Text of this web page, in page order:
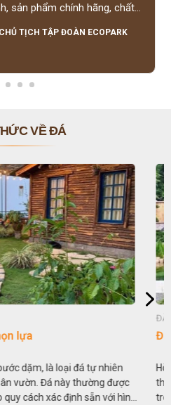
sản phẩm chính hãng, chất
lý, hỗ trợ tận tình.
CHỦ TỊCH TẬP ĐOÀN ECOPARK
VỀ ĐÁ
bộ đẹp
nghệ thuật xây dựng, sắp đặt,
núi to lớn ngoài tự nhiên vào
cách khác, người ta gọi là “giả